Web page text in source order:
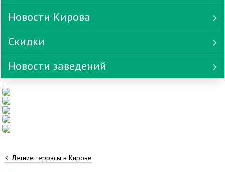
Новости Кирова
Скидки
Новости заведений
Летние террасы в Кирове